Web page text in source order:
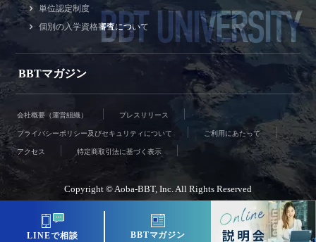
LINEで相談 BBTマガジン
単位認定制度
個別の入学資格審査について
BBTマガジン
BBT UNIVERSITY
会社概要（運営組織） プレスリリース
プライバシーポリシー及びセキュリティについて ご利用にあたって
アクセス 特定商取引法に基づく表示
Copyright © Aoba-BBT, Inc. All Rights Reserved